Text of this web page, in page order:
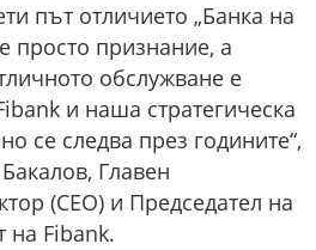
път отличието „Банка на
просто признание, а
обслужване е
и наша стратегическа
се следва през годините“,
Главен
(CEO) и Председател на
на Fibank.